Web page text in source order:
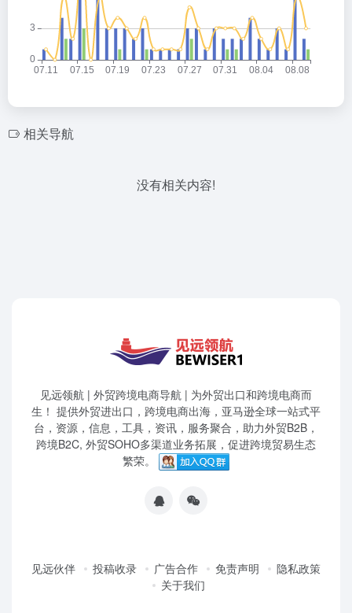
相关导航
没有相关内容!
见远领航 | 外贸跨境电商导航 | 为外贸出口和跨境电商而
生！ 提供外贸进出口，跨境电商出海，亚马逊全球一站式平
台，资源，信息，工具，资讯，服务聚合，助力外贸B2B，
跨境B2C, 外贸SOHO多渠道业务拓展，促进跨境贸易生态
繁荣。
见远伙伴 投稿收录 广告合作 免责声明
隐私政策
关于我们